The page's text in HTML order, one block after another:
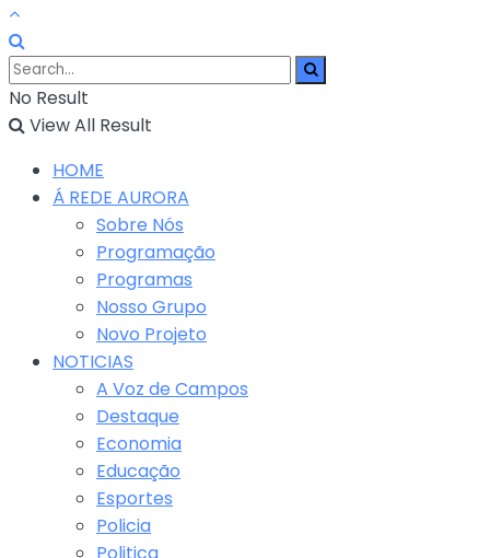
No Result
View All Result
HOME
Á REDE AURORA
Sobre Nós
Programação
Programas
Nosso Grupo
Novo Projeto
NOTICIAS
A Voz de Campos
Destaque
Economia
Educação
Esportes
Policia
Politica